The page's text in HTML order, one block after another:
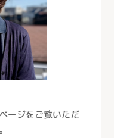
ージをご覧いただ